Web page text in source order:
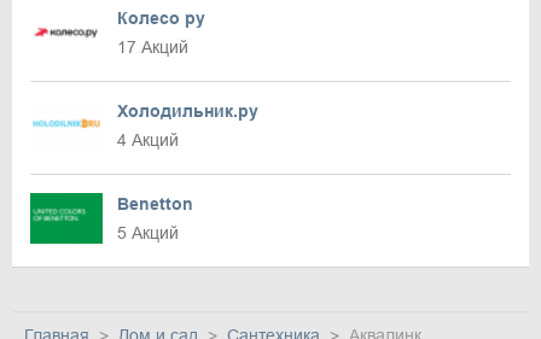
Колесо ру
17 Акций
Холодильник.ру
4 Акций
Benetton
5 Акций
Главная Дом и сад Сантехника Аквалинк